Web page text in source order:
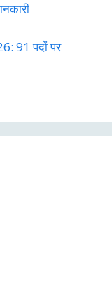
91 पदों पर